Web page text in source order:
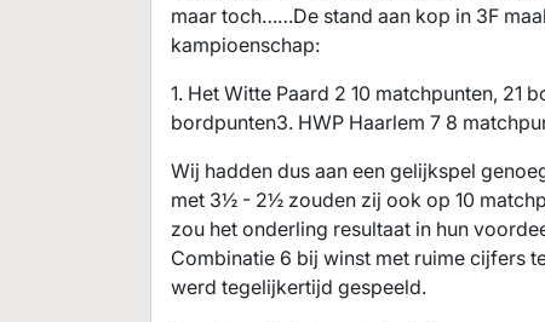
maar toch……De stand aan kop in 3F
kampioenschap:
1. Het Witte Paard 2 10 matchpunten, 21
bordpunten3. HWP Haarlem 7 8
Wij hadden dus aan een gelijkspel
met 3½ - 2½ zouden zij ook op 10
zou het onderling resultaat in hun
Combinatie 6 bij winst met ruime cijfers
werd tegelijkertijd gespeeld.